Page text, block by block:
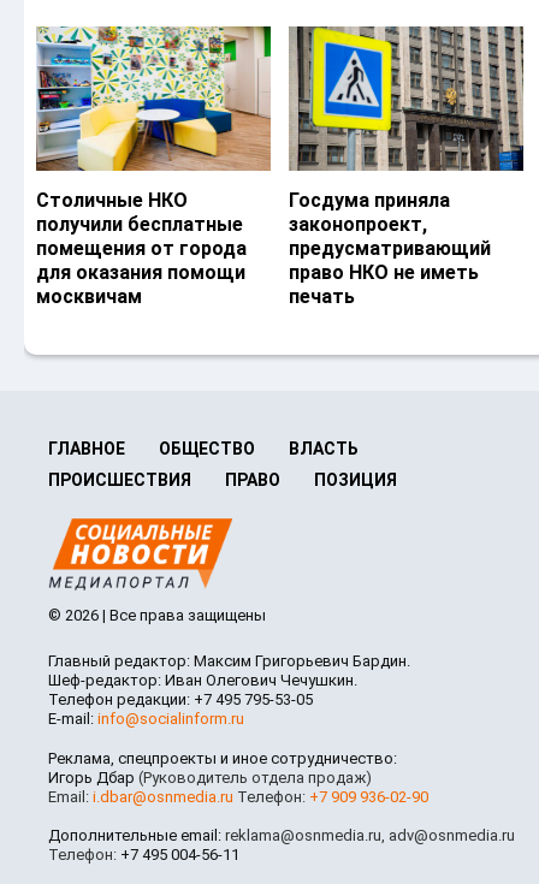
Столичные НКО
получили бесплатные
помещения от города
для оказания помощи
москвичам
Госдума приняла
законопроект,
предусматривающий
право НКО не иметь
печать
ГЛАВНОЕ ОБЩЕСТВО
ВЛАСТЬ
ПРОИСШЕСТВИЯ
ПРАВО ПОЗИЦИЯ
© 2026 | Все права защищены
Главный редактор: Максим Григорьевич Бардин.
Шеф-редактор: Иван Олегович Чечушкин.
Телефон редакции: +7 495 795-53-05
E-mail: info@socialinform.ru
Реклама, спецпроекты и иное сотрудничество:
Игорь Дбар (Руководитель отдела продаж)
Email: i.dbar@osnmedia.ru Телефон: +7 909 936-02-90
Дополнительные email: reklama@osnmedia.ru, adv@osnmedia.ru
Телефон: +7 495 004-56-11